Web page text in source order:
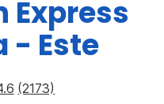
Express
- Este
(2173)